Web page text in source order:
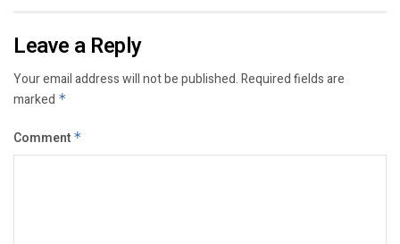
Leave a Reply
Your email address will not be published.Required fields are
marked *
Comment *